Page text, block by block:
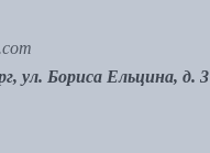
ул. Бориса Ельцина, д. 3